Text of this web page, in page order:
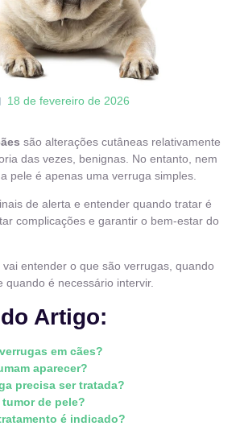
18 de fevereiro de 2026
são alterações cutâneas relativamente
das vezes, benignas. No entanto, nem
pele é apenas uma verruga simples.
de alerta e entender quando tratar é
complicações e garantir o bem-estar do
entender o que são verrugas, quando
quando é necessário intervir.
Artigo:
em cães?
aparecer?
precisa ser tratada?
de pele?
é indicado?